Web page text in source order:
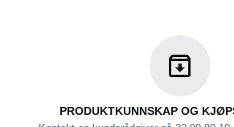
PRODUKTKUNNSKAP OG